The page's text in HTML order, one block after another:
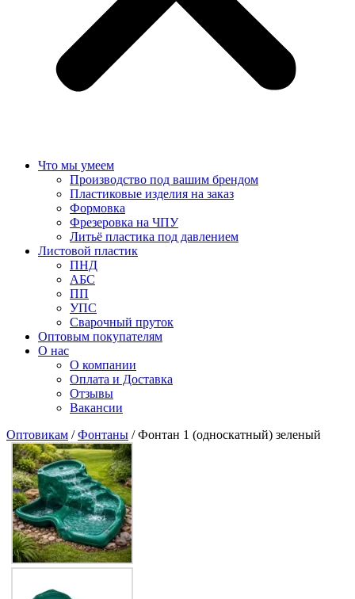
Что мы умеем
Производство под вашим брендом
Пластиковые изделия на заказ
Формовка
Фрезеровка на ЧПУ
Литьё пластика под давлением
Листовой пластик
ПНД
АБС
ПП
УПС
Сварочный пруток
Оптовым покупателям
О нас
О компании
Оплата и Доставка
Отзывы
Вакансии
Оптовикам /Фонтаны / Фонтан 1 (односкатный) зеленый